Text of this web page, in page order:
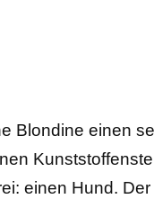
Blondine einen
einen Hund.